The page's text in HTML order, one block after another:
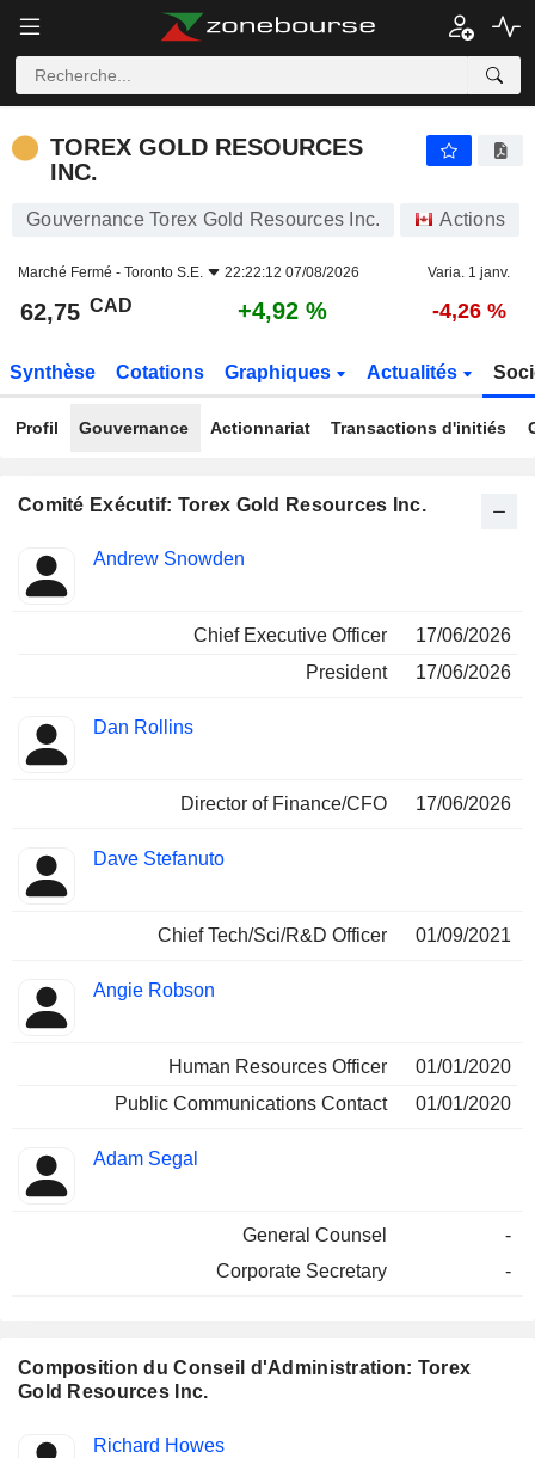
TOREX GOLD RESOURCES
INC.
Gouvernance Torex Gold Resources Inc. Actions
Marché Fermé - Toronto S.E. 22:22:12 07/08/2026 Varia. 1 janv.
62,75 CAD +4,92 % -4,26 %
Synthèse Cotations Graphiques Actualités
Profil Gouvernance Actionnariat Transactions d'initiés
Comité Exécutif: Torex Gold Resources Inc.
Dirigeant
Fonctions
Andrew Snowden
Chief Executive Officer
17/06/2026
President
17/06/2026
Dan Rollins
Director of Finance/CFO 17/06/2026
Dave Stefanuto
Chief Tech/Sci/R&D Officer 01/09/2021
Angie Robson
Human Resources Officer
01/01/2020
Public Communications Contact
01/01/2020
Adam Segal
General Counsel
-
Corporate Secretary
-
Composition du Conseil d'Administration: Torex
Gold Resources Inc.
Administrateur Comités
Richard Howes